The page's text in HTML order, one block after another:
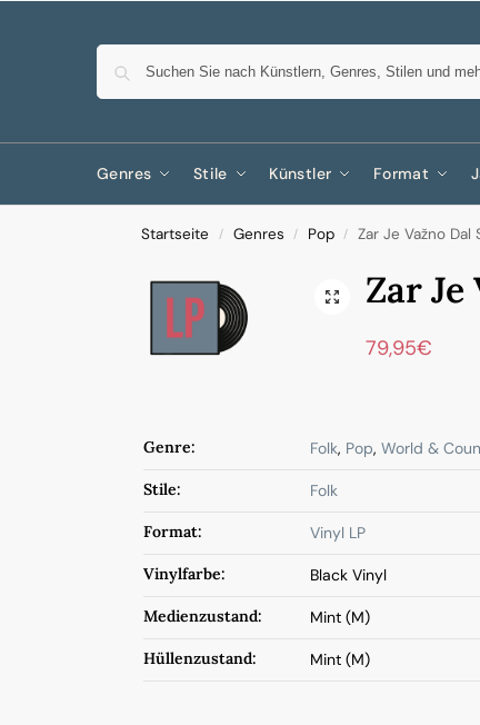
Genres Stile Künstler Format
Startseite / Genres / Pop / Zar Je Važno Dal
Zar Je
79,95€
Genre: Folk, Pop, World &
Stile: Folk
Format: Vinyl LP
Vinylfarbe: Black Vinyl
Medienzustand: Mint (M)
Hüllenzustand: Mint (M)